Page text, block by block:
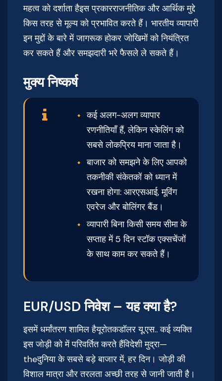
महत्व को दर्शाता हैइस प्रकारराजनीतिक और आर्थिक मुद्दे
किस तरह से मूल्य को प्रभावित करते हैं। भारतीय व्यापारी
इन मुद्दों के बारे में जागरूक होकर जोखिमों को नियंत्रित
कर सकते हैं और समझदारी भरे फैसले ले सकते हैं।
मुक्य निष्कर्ष
कई अलग-अलग व्यापार
रणनीतियाँ हैं, लेकिन स्केलिंग को
सबसे लोकप्रिय माना जाता है।
बाजार को समझने के लिए आपको
तकनीकी संकेतकों को ध्यान में
रखना होगा: आरएसआई, मूविंग
एवरेज और बोलिंगर बैंड।
व्यापारी बिना किसी समय सीमा के
सप्ताह में 5 दिन स्टॉक एक्सचेंजों
के साथ काम कर सकते हैं।
EUR/USD निवेश – यह क्या है?
इसमें धर्मांतरण शामिल हैयूरोतकडॉलर यू.एस.. कई व्यक्ति
इस जोड़ी को में परिवर्तित करते हैंविदेशी मुद्रा—
theदुनिया के सबसे बड़े बाजार में, हर दिन। जोड़ी की
विशाल मात्रा और तरलता अच्छी तरह से जानी जाती है।